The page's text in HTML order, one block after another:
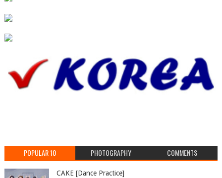
POPULAR 10 PHOTOGRAPHY COMMENTS
CAKE [Dance Practice]